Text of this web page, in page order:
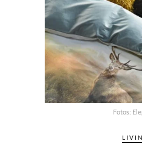
Fotos: